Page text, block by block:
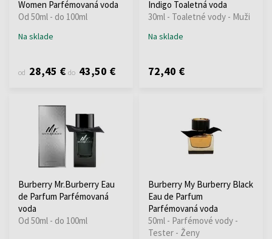
Women Parfémovaná voda
Od 50ml - do 100ml
Na sklade
od 28,45 € do 43,50 €
Indigo Toaletná voda
30ml - Toaletné vody - Muži
Na sklade
72,40 €
Burberry Mr.Burberry Eau
de Parfum Parfémovaná
voda
Od 50ml - do 100ml
Burberry My Burberry Black
Eau de Parfum
Parfémovaná voda
50ml - Parfémové vody -
Tester - Ženy